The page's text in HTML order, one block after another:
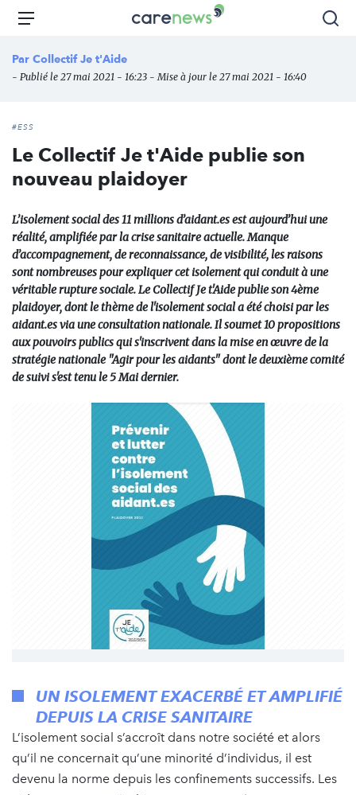
Aller
principal
Carenews,
des
Menu
Par Collectif Je t'Aide
- Publié le 27 mai 2021 - 16:23 - Mise à jour le 27 mai 2021 - 16:40
#ESS
Le Collectif Je t'Aide publie son
nouveau plaidoyer
L’isolement social des 11 millions d’aidant.es est aujourd’hui une
réalité, amplifiée par la crise sanitaire actuelle. Manque
d’accompagnement, de reconnaissance, de visibilité, les raisons
sont nombreuses pour expliquer cet isolement qui conduit à une
véritable rupture sociale. Le Collectif Je t'Aide publie son 4ème
plaidoyer, dont le thème de l'isolement social a été choisi par les
aidant.es via une consultation nationale. Il soumet 10 propositions
aux pouvoirs publics qui s'inscrivent dans la mise en œuvre de la
stratégie nationale "Agir pour les aidants" dont le deuxième comité
de suivi s'est tenu le 5 Mai dernier.
UN ISOLEMENT EXACERBÉ ET AMPLIFIÉ
DEPUIS LA CRISE SANITAIRE
L’isolement social s’accroît dans notre société et alors
qu’il ne concernait qu’une minorité d’individus, il est
devenu la norme depuis les confinements successifs. Les